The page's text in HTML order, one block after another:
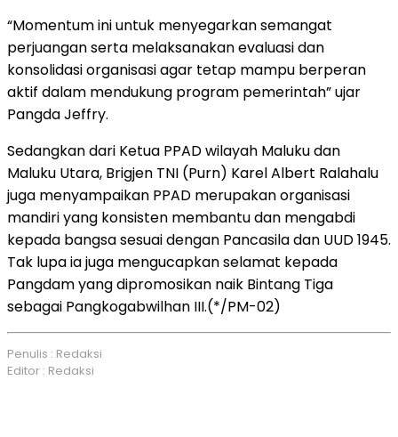
“Momentum ini untuk menyegarkan semangat
perjuangan serta melaksanakan evaluasi dan
konsolidasi organisasi agar tetap mampu berperan
aktif dalam mendukung program pemerintah” ujar
Pangda Jeffry.
Sedangkan dari Ketua PPAD wilayah Maluku dan
Maluku Utara, Brigjen TNI (Purn) Karel Albert Ralahalu
juga menyampaikan PPAD merupakan organisasi
mandiri yang konsisten membantu dan mengabdi
kepada bangsa sesuai dengan Pancasila dan UUD 1945.
Tak lupa ia juga mengucapkan selamat kepada
Pangdam yang dipromosikan naik Bintang Tiga
sebagai Pangkogabwilhan III.(*/PM-02)
Penulis : Redaksi
Editor : Redaksi